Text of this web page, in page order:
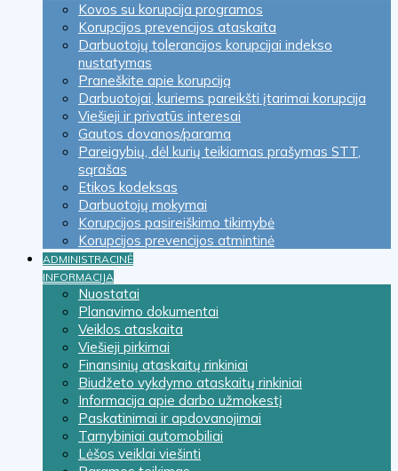
Kovos su korupcija programos
Korupcijos prevencijos ataskaita
Darbuotojų tolerancijos korupcijai indekso
nustatymas
Praneškite apie korupciją
Darbuotojai, kuriems pareikšti įtarimai korupcija
Viešieji ir privatūs interesai
Gautos dovanos/parama
Pareigybių, dėl kurių teikiamas prašymas STT,
sąrašas
Etikos kodeksas
Darbuotojų mokymai
Korupcijos pasireiškimo tikimybė
Korupcijos prevencijos atmintinė
ADMINISTRACINĖ
INFORMACIJA
Nuostatai
Planavimo dokumentai
Veiklos ataskaita
Viešieji pirkimai
Finansinių ataskaitų rinkiniai
Biudžeto vykdymo ataskaitų rinkiniai
Informacija apie darbo užmokestį
Paskatinimai ir apdovanojimai
Tarnybiniai automobiliai
Lėšos veiklai viešinti